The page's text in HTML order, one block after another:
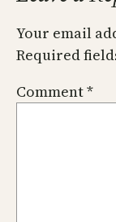
Your email
Required
Comment*